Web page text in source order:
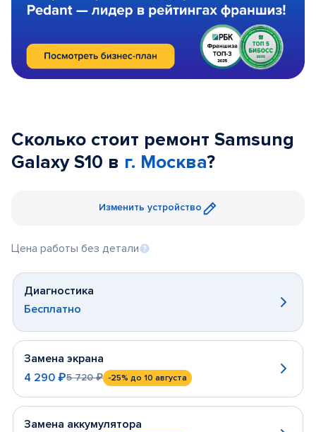
Сколько стоит ремонт Samsung
Galaxy S10 в г. Москва?
Изменить устройство
Цена работы без детали
Диагностика
Бесплатно
Замена экрана
4 290 ₽5 720 ₽ -25% до 10 августа
Замена аккумулятора